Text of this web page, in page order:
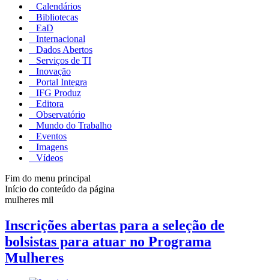
Calendários
Bibliotecas
EaD
Internacional
Dados Abertos
Serviços de TI
Inovação
Portal Integra
IFG Produz
Editora
Observatório
Mundo do Trabalho
Eventos
Imagens
Vídeos
Fim do menu principal
Início do conteúdo da página
mulheres mil
Inscrições abertas para a seleção de
bolsistas para atuar no Programa
Mulheres